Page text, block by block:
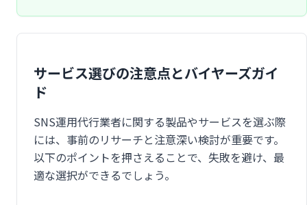
サービス選びの注意点とバイヤーズガイ
ド
SNS運用代行業者に関する製品やサービスを選ぶ際
には、事前のリサーチと注意深い検討が重要です。
以下のポイントを押さえることで、失敗を避け、最
適な選択ができるでしょう。